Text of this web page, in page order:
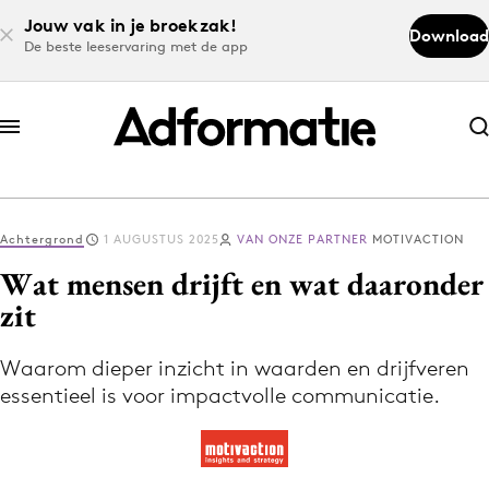
Jouw vak in je broekzak!
De beste leeservaring met de app
Download
Abonneer nu
Abonneer nu
Log in
Volg het laatste nieuws via de Adformatie
Nieuws app
Achtergrond 1 AUGUSTUS 2025 VAN ONZE PARTNER MOTIVACTION
Wat mensen drijft en wat daaronder
zit
Waarom dieper inzicht in waarden en drijfveren
essentieel is voor impactvolle communicatie.